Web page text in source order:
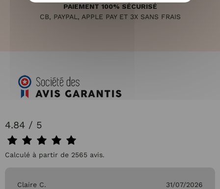
PAIEMENT 100% SÉCURISÉ
CB, PAYPAL, APPLE PAY ET 3X SANS FRAIS
4.84 / 5
Calculé à partir de 2565 avis.
Claire C. 31/07/2026